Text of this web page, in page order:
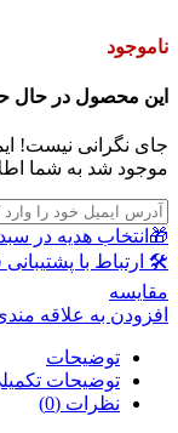
ناموجود
این محصول در حال
جای نگرانی نیست!
موجود شد به شما
🎁انتخاب هدیه در سبد خرید
🛠 ارتباط با
مقايسه
افزودن به علاقه
توضیحات
توضیحات
نظرات (0)